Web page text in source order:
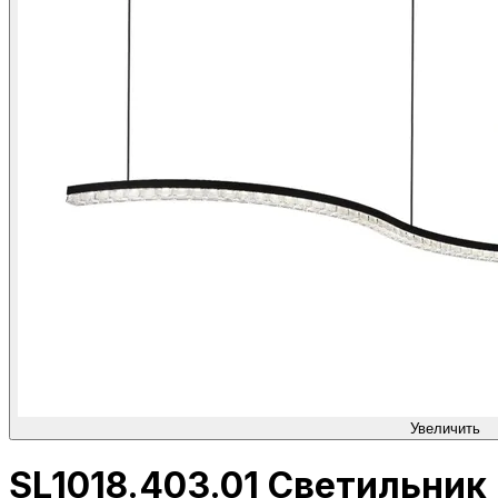
Увеличить
SL1018.403.01 Светильник